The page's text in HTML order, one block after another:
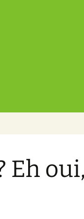
Eh oui,